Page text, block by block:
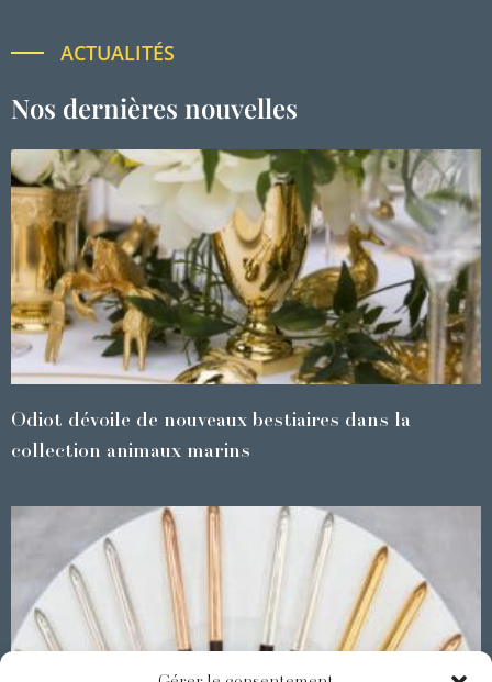
ACTUALITÉS
Nos dernières nouvelles
Odiot dévoile de nouveaux bestiaires dans la
collection animaux marins